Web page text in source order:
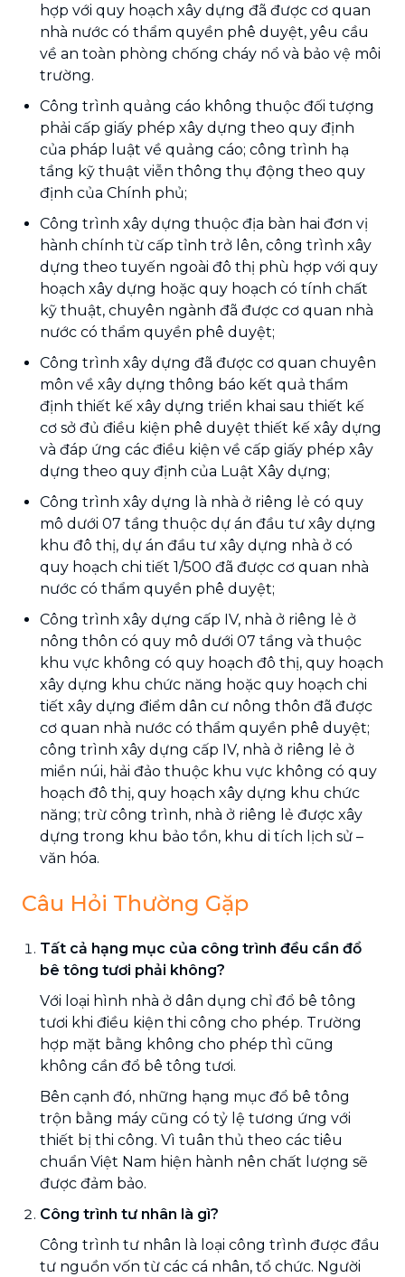
hợp với quy hoạch xây dựng đã được cơ quan
nhà nước có thẩm quyền phê duyệt, yêu cầu
về an toàn phòng chống cháy nổ và bảo vệ môi
trường.
Công trình quảng cáo không thuộc đối tượng
phải cấp giấy phép xây dựng theo quy định
của pháp luật về quảng cáo; công trình hạ
tầng kỹ thuật viễn thông thụ động theo quy
định của Chính phủ;
Công trình xây dựng thuộc địa bàn hai đơn vị
hành chính từ cấp tỉnh trở lên, công trình xây
dựng theo tuyến ngoài đô thị phù hợp với quy
hoạch xây dựng hoặc quy hoạch có tính chất
kỹ thuật, chuyên ngành đã được cơ quan nhà
nước có thẩm quyền phê duyệt;
Công trình xây dựng đã được cơ quan chuyên
môn về xây dựng thông báo kết quả thẩm
định thiết kế xây dựng triển khai sau thiết kế
cơ sở đủ điều kiện phê duyệt thiết kế xây dựng
và đáp ứng các điều kiện về cấp giấy phép xây
dựng theo quy định của Luật Xây dựng;
Công trình xây dựng là nhà ở riêng lẻ có quy
mô dưới 07 tầng thuộc dự án đầu tư xây dựng
khu đô thị, dự án đầu tư xây dựng nhà ở có
quy hoạch chi tiết 1/500 đã được cơ quan nhà
nước có thẩm quyền phê duyệt;
Công trình xây dựng cấp IV, nhà ở riêng lẻ ở
nông thôn có quy mô dưới 07 tầng và thuộc
khu vực không có quy hoạch đô thị, quy hoạch
xây dựng khu chức năng hoặc quy hoạch chi
tiết xây dựng điểm dân cư nông thôn đã được
cơ quan nhà nước có thẩm quyền phê duyệt;
công trình xây dựng cấp IV, nhà ở riêng lẻ ở
miền núi, hải đảo thuộc khu vực không có quy
hoạch đô thị, quy hoạch xây dựng khu chức
năng; trừ công trình, nhà ở riêng lẻ được xây
dựng trong khu bảo tồn, khu di tích lịch sử –
văn hóa.
Câu Hỏi Thường Gặp
Tất cả hạng mục của công trình đều cần đổ
bê tông tươi phải không?
Với loại hình nhà ở dân dụng chỉ đổ bê tông
tươi khi điều kiện thi công cho phép. Trường
hợp mặt bằng không cho phép thì cũng
không cần đổ bê tông tươi.
Bên cạnh đó, những hạng mục đổ bê tông
trộn bằng máy cũng có tỷ lệ tương ứng với
thiết bị thi công. Vì tuân thủ theo các tiêu
chuẩn Việt Nam hiện hành nên chất lượng sẽ
được đảm bảo.
Công trình tư nhân là gì?
Công trình tư nhân là loại công trình được đầu
tư nguồn vốn từ các cá nhân, tổ chức. Người